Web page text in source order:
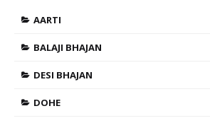
AARTI
BALAJI BHAJAN
DESI BHAJAN
DOHE